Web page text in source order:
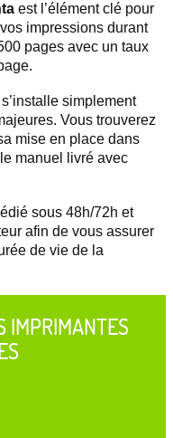
est l’élément clé pour
impressions durant
pages avec un taux
simplement
Vous trouverez
mise en place dans
manuel livré avec
sous 48h/72h et
afin de vous assurer
de vie de la
IMPRIMANTES